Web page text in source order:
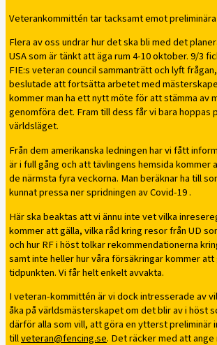
Veterankommittén tar tacksamt emot
Flera av oss undrar hur det ska bli med det
USA som är tänkt att äga rum 4-10 oktober. 9/3
FIE:s veteran council sammanträtt och lyft
beslutade att fortsätta arbetet med
kommer man ha ett nytt möte för att stämma av
genomföra det. Fram till dess får vi bara hoppas
världsläget.
Från dem amerikanska ledningen har vi fått
är i full gång och att tävlingens hemsida kommer
de närmsta fyra veckorna. Man beräknar ha till
kunnat pressa ner spridningen av Covid-19 .
Här ska beaktas att vi ännu inte vet vilka
kommer att gälla, vilka råd kring resor från UD
och hur RF i höst tolkar rekommendationerna
samt inte heller hur våra försäkringar kommer att
tidpunkten. Vi får helt enkelt avvakta.
I veteran-kommittén är vi dock intresserade av
åka på världsmästerskapet om det blir av i höst
därför alla som vill, att göra en ytterst preliminär
tillveteran@fencing.se. Det räcker med att ange